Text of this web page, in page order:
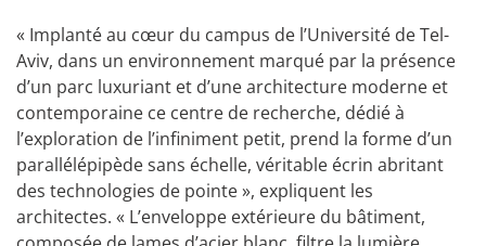
« Implanté au cœur du campus de l’Université de Tel-
Aviv, dans un environnement marqué par la présence
d’un parc luxuriant et d’une architecture moderne et
contemporaine ce centre de recherche, dédié à
l’exploration de l’infiniment petit, prend la forme d’un
parallélépipède sans échelle, véritable écrin abritant
des technologies de pointe », expliquent les
architectes. « L’enveloppe extérieure du bâtiment,